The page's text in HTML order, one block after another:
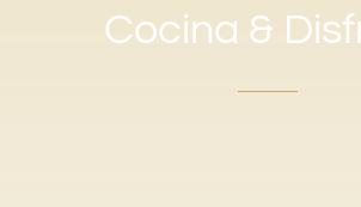
Cocina &